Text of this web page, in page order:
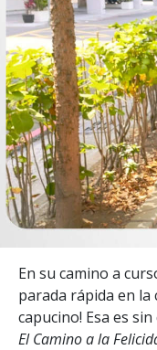
y Odio: ¿Qué es
En su camino a
parada rápida en
capucino! Esa es
El Camino a la